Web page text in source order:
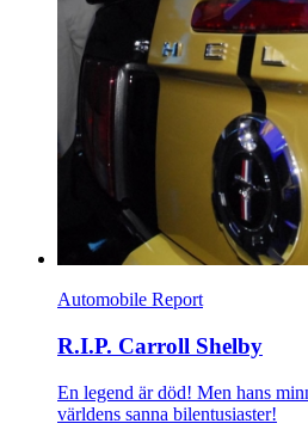
Automobile Report
R.I.P. Carroll Shelby
En legend är död! Men hans
världens sanna bilentusiaster!